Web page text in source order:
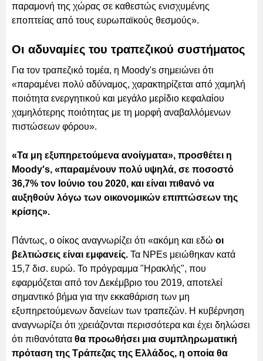
παραμονή της χώρας σε καθεστώς ενισχυμένης
εποπτείας από τους ευρωπαϊκούς θεσμούς».
Οι αδυναμίες του τραπεζικού συστήματος
Για τον τραπεζικό τομέα, η Moody's σημειώνει ότι
«παραμένει πολύ αδύναμος, χαρακτηρίζεται από χαμηλή
ποιότητα ενεργητικού και μεγάλο μερίδιο κεφαλαίου
χαμηλότερης ποιότητας με τη μορφή αναβαλλόμενων
πιστώσεων φόρου».
«Τα μη εξυπηρετούμενα ανοίγματα», προσθέτει η
Moody's, «παραμένουν πολύ υψηλά, σε ποσοστό
36,7% τον Ιούνιο του 2020, και είναι πιθανό να
αυξηθούν λόγω των οικονομικών επιπτώσεων της
κρίσης».
Πάντως, ο οίκος αναγνωρίζει ότι «ακόμη και εδώ οι
βελτιώσεις είναι εμφανείς. Τα NPEs μειώθηκαν κατά
15,7 δισ. ευρώ. Το πρόγραμμα "Ηρακλής", που
εφαρμόζεται από τον Δεκέμβριο του 2019, αποτελεί
σημαντικό βήμα για την εκκαθάριση των μη
εξυπηρετούμενων δανείων των τραπεζών. Η κυβέρνηση
αναγνωρίζει ότι χρειάζονται περισσότερα και έχει δηλώσει
ότι πιθανότατα θα προωθήσει μια συμπληρωματική
πρόταση της Τράπεζας της Ελλάδος, η οποία θα